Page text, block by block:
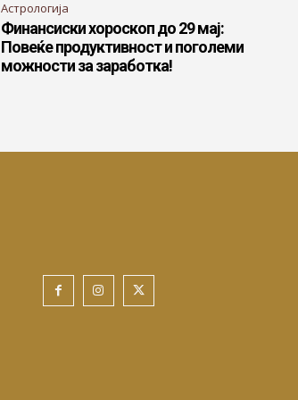
Астрологија
Финансиски хороскоп до 29 мај:
Повеќе продуктивност и поголеми
можности за заработка!